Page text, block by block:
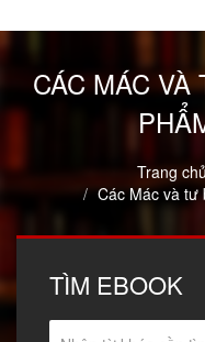
CÁC MÁC
Trang chủ
Các Mác và tư
TÌM EBOOK